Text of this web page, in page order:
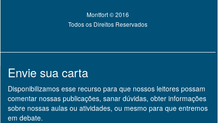
Montfort © 2016
Todos os Direitos Reservados
Envie sua carta
Disponibilizamos esse recurso para que nossos leitores possam
comentar nossas publicações, sanar dúvidas, obter informações
sobre nossas aulas ou atividades, ou mesmo para que entremos
em debate.